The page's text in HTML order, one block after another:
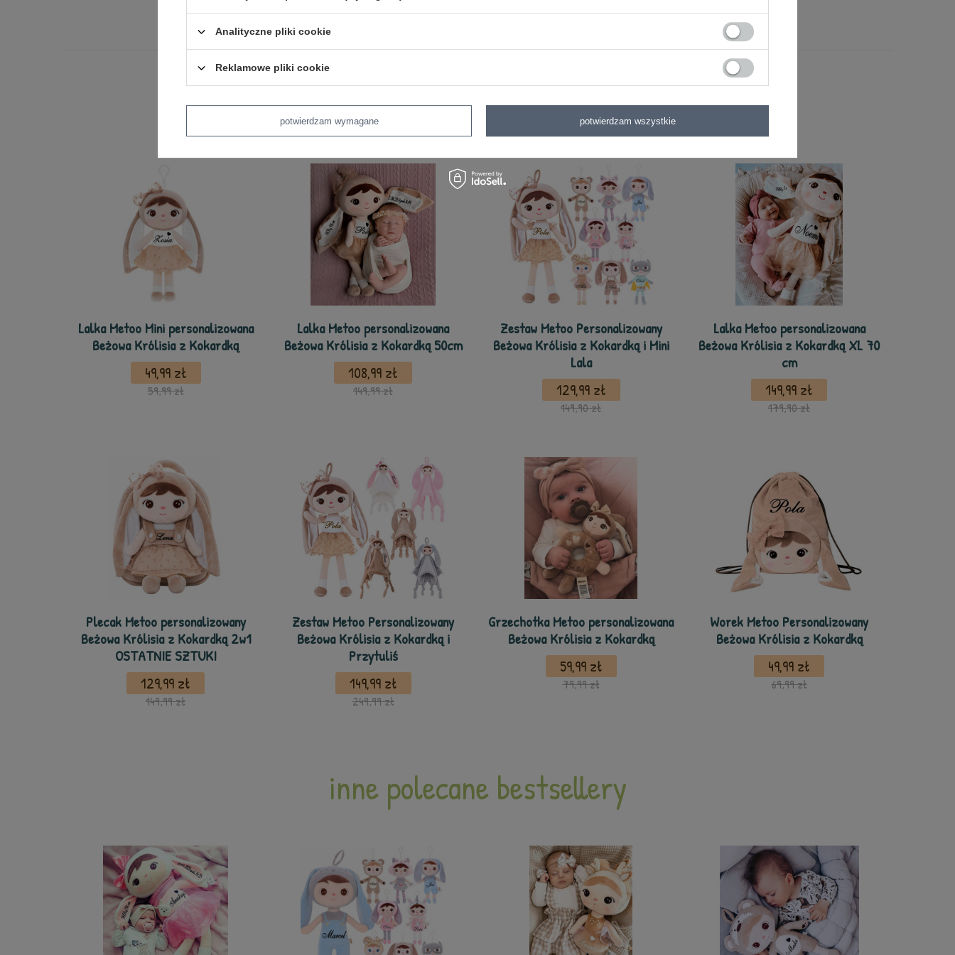
Trzymać z daleka od ognia.
z tej samej serii
Lalka Metoo Mini personalizowana
Beżowa Królisia z Kokardką
49,99 zł
59,99 zł
Lalka Metoo personalizowana
Beżowa Królisia z Kokardką 50cm
108,99 zł
149,99 zł
Zestaw Metoo Personalizowany
Beżowa Królisia z Kokardką i Mini
Lala
129,99 zł
149,90 zł
Lalka Metoo personalizowana
Beżowa Królisia z Kokardką XL 70
cm
149,99 zł
179,90 zł
Plecak Metoo personalizowany
Beżowa Królisia z Kokardką 2w1
OSTATNIE SZTUKI
129,99 zł
149,99 zł
Zestaw Metoo Personalizowany
Beżowa Królisia z Kokardką i
Przytuliś
149,99 zł
249,99 zł
Grzechotka Metoo personalizowana
Beżowa Królisia z Kokardką
59,99 zł
79,99 zł
Worek Metoo Personalizowany
Beżowa Królisia z Kokardką
49,99 zł
69,99 zł
inne polecane bestsellery
Analityczne pliki cookie
Reklamowe pliki cookie
potwierdzam wymagane potwierdzam wszystkie